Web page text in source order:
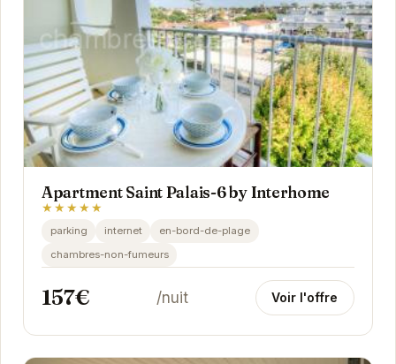
Apartment Saint Palais-6 by Interhome
★★★★★
parking internet
en-bord-de-plage
chambres-non-fumeurs
157€ /nuit Voir l'offre